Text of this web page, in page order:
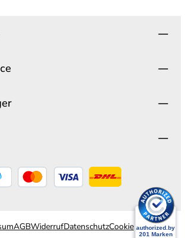
AGBWiderrufDatenschutzCookie